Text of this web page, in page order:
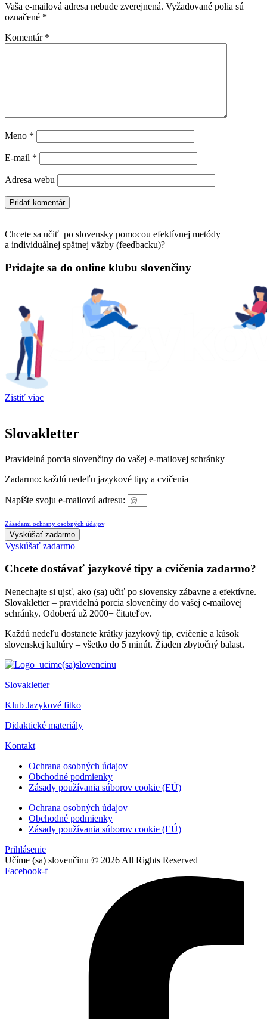
Vaša e-mailová adresa nebude zverejnená. Vyžadované polia sú
označené *
Komentár *
Meno *
E-mail *
Adresa webu
Chcete sa učiť po slovensky pomocou efektívnej metódy
a individuálnej spätnej väzby (feedbacku)?
Pridajte sa do online klubu slovenčiny
Zistiť viac
Slovakletter
Pravidelná porcia slovenčiny do vašej e-mailovej schránky
Zadarmo: každú nedeľu jazykové tipy a cvičenia
Napíšte svoju e-mailovú adresu:
Zásadami ochrany osobných údajov.
Vyskúšať zadarmo
Vyskúšať zadarmo
Chcete dostávať jazykové tipy a cvičenia zadarmo?
Nenechajte si ujsť, ako (sa) učiť po slovensky zábavne a efektívne.
Slovakletter – pravidelná porcia slovenčiny do vašej e-mailovej
schránky. Odoberá už 2000+ čitateľov.
Každú nedeľu dostanete krátky jazykový tip, cvičenie a kúsok
slovenskej kultúry – všetko do 5 minút. Žiaden zbytočný balast.
Slovakletter
Klub Jazykové fitko
Didaktické materiály
Kontakt
Ochrana osobných údajov
Obchodné podmienky
Zásady používania súborov cookie (EÚ)
Ochrana osobných údajov
Obchodné podmienky
Zásady používania súborov cookie (EÚ)
Prihlásenie
Učíme (sa) slovenčinu © 2026 All Rights Reserved
Facebook-f